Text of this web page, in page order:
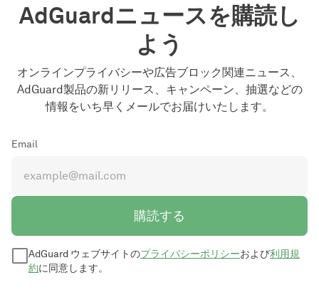
AdGuardニュースを購読し
よう
オンラインプライバシーや広告ブロック関連ニュース、
AdGuard製品の新リリース、キャンペーン、抽選などの
情報をいち早くメールでお届けいたします。
Email
購読する
AdGuard ウェブサイトのプライバシーポリシーおよび利用規
約に同意します。